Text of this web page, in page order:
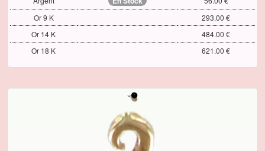
Or 9 K
293.00 €
Or 14 K
484.00 €
Or 18 K
621.00 €